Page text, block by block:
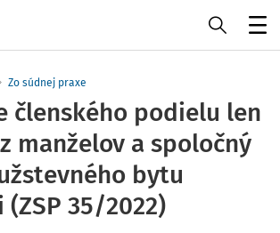
Zo súdnej praxe
členského podielu len
manželov a spoločný
bytu
35/2022)